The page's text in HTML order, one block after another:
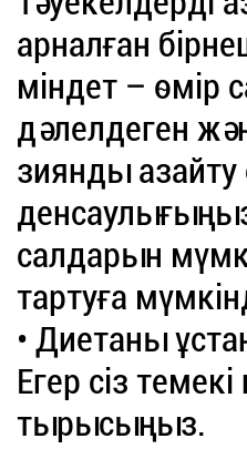
арналған
міндет – өмір
дәлелдеген
зиянды азайту
салдарын
тартуға
• Диетаны
Егер сіз
тырысыңыз.